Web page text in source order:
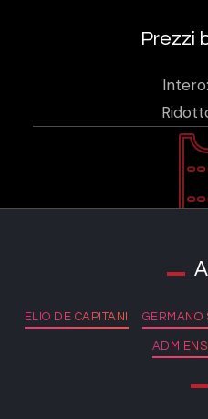
Prezzi
ELIO DE CAPITANI GERMANO
ADM